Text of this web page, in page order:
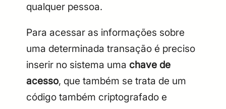
qualquer pessoa.
Para acessar as informações sobre
uma determinada transação é preciso
inserir no sistema uma chave de
acesso, que também se trata de um
código também criptografado e